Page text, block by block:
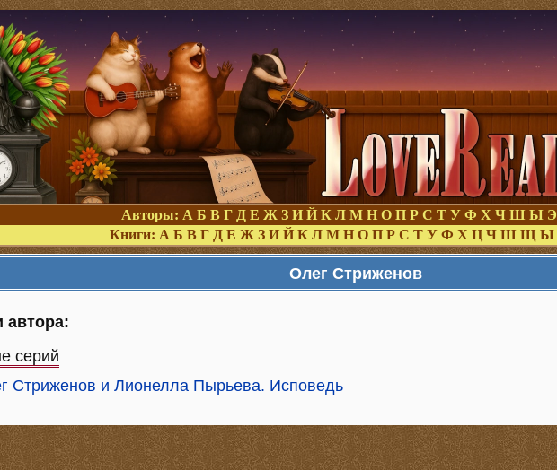
Авторы: А Б В Г Д Е Ж З И Й К Л М Н О П Р С Т У Ф Х Ч Ш Ы Э
Книги: А Б В Г Д Е Ж З И Й К Л М Н О П Р С Т У Ф Х Ц Ч Ш Щ Ы
Олег Стриженов
автора:
серий
Стриженов и Лионелла Пырьева. Исповедь